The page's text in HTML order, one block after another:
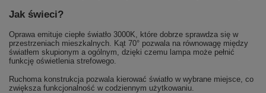
Jak świeci?
Oprawa emituje ciepłe światło 3000K, które dobrze sprawdza się w
przestrzeniach mieszkalnych. Kąt 70° pozwala na równowagę między
światłem skupionym a ogólnym, dzięki czemu lampa może pełnić
funkcję oświetlenia strefowego.
Ruchoma konstrukcja pozwala kierować światło w wybrane miejsce, co
zwiększa funkcjonalność w codziennym użytkowaniu.